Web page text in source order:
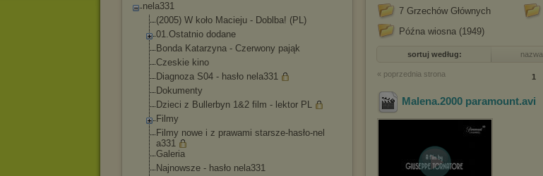
nela331
(2005) W koło Macieju - Doblba! (PL)
01.Ostatnio dodane
Bonda Katarzyna - Czerwony pająk
Czeskie kino
Diagnoza S04 - hasło nela331
Dokumenty
Dzieci z Bullerbyn 1&2 film - lektor PL
Filmy
Filmy nowe i z prawami starsze-hasło-nel
a331
Galeria
Najnowsze - hasło nela331
7 Grzechów Głównych
Późna wiosna (1949)
sortuj według: nazwa
« poprzednia strona 1
Malena.2000 paramount.avi